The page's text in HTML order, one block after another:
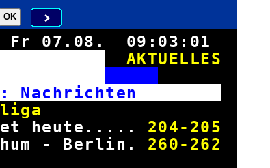
Fr 07.08. 09:03:01
AKTUELLES
Nachrichten
heute..... 204- 205
- Berlin. 260- 262